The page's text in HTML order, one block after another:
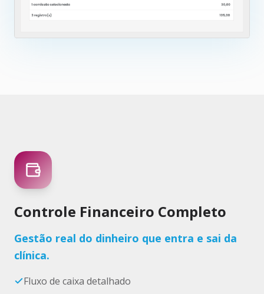
Controle Financeiro Completo
Gestão real do dinheiro que entra e sai da
clínica.
Fluxo de caixa detalhado